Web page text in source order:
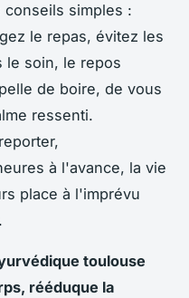
conseils simples :
le repas, évitez les
le soin, le repos
de boire, de vous
ressenti.
à l'avance, la vie
place à l'imprévu
toulouse
rééduque la